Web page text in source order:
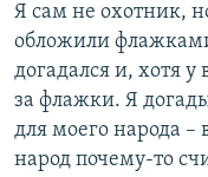
Я сам не охотник,
обложили
догадался и, хотя
за флажки. Я
для моего народа
народ почему-то